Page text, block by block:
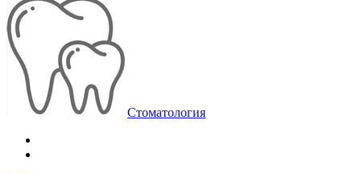
Стоматология